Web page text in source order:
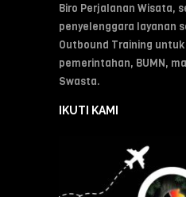
Biro Perjalanan Wisata,
penyelenggara layanan
Outbound Training
pemerintahan, BUMN,
Swasta.
IKUTI KAMI